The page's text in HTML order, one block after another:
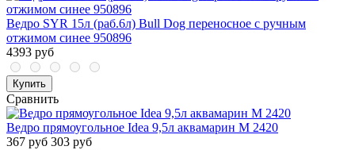
Ведро SYR 15л (раб.6л) Bull Dog переносное с ручным
отжимом синее 950896
4393 руб
Купить
Сравнить
Ведро прямоугольное Idea 9,5л аквамарин М 2420
367 руб 303 руб